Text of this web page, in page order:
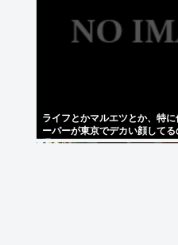
ライフとかマルエツとか、特
ーパーが東京でデカい顔して
通OK行くだろ